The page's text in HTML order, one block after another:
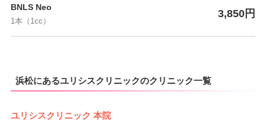
BNLS Neo
1本（1cc）
3,850円
浜松にあるユリシスクリニックのクリニック一覧
ユリシスクリニック 本院